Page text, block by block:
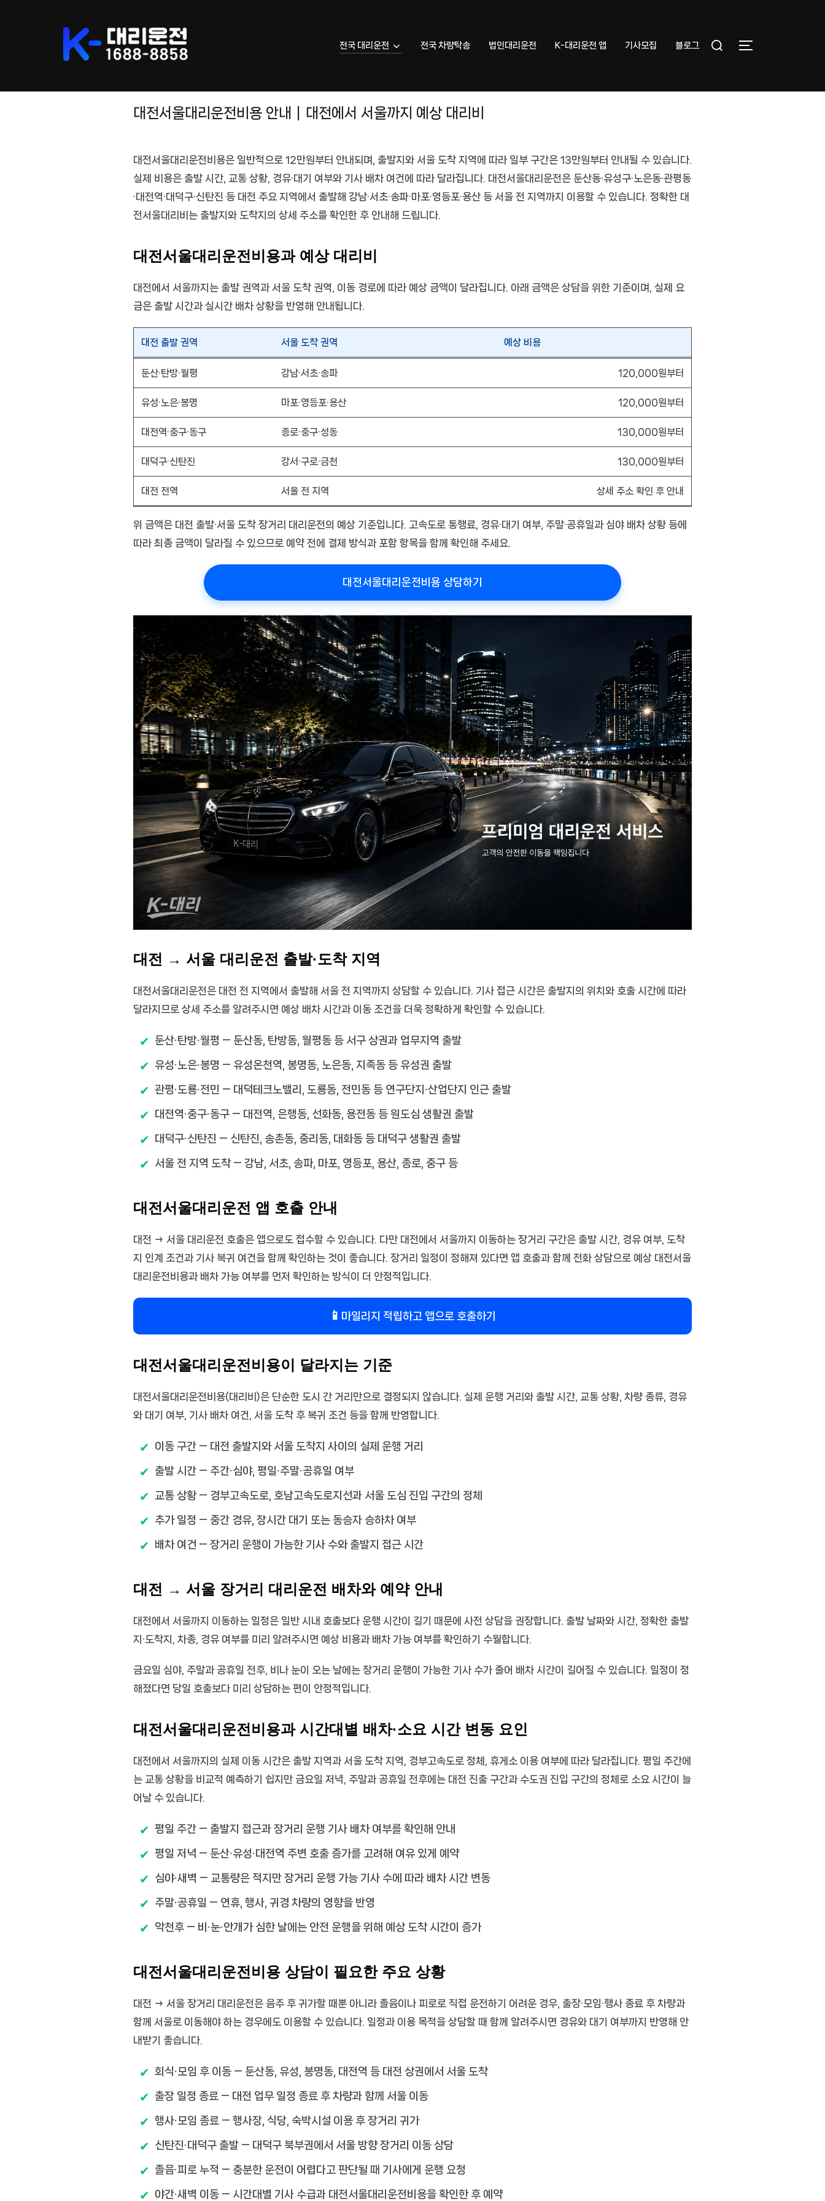
전국 대리운전 전국 차량탁송 법인대리운전 K-대리운전 앱 기사모집 블로그
Search
TOGGLE
대전서울대리운전비용 안내｜대전에서 서울까지 예상 대리비
대전서울대리운전비용은 일반적으로 12만원부터 안내되며, 출발지와 서울 도착 지역에 따라 일부 구간은 13만원부터 안내될 수 있습니다.
실제 비용은 출발 시간, 교통 상황, 경유·대기 여부와 기사 배차 여건에 따라 달라집니다. 대전서울대리운전은 둔산동·유성구·노은동·관평동
·대전역·대덕구·신탄진 등 대전 주요 지역에서 출발해 강남·서초·송파·마포·영등포·용산 등 서울 전 지역까지 이용할 수 있습니다. 정확한 대
전서울대리비 는 출발지와 도착지의 상세 주소를 확인한 후 안내해 드립니다.
대전서울대리운전비용과 예상 대리비
대전에서 서울까지는 출발 권역과 서울 도착 권역, 이동 경로에 따라 예상 금액이 달라집니다. 아래 금액은 상담을 위한 기준이며, 실제 요
금은 출발 시간과 실시간 배차 상황을 반영해 안내됩니다.
대전 출발 권역 서울 도착 권역 예상 비용
둔산·탄방·월평 강남·서초·송파 120,000원부터
유성·노은·봉명 마포·영등포·용산 120,000원부터
대전역·중구·동구 종로·중구·성동 130,000원부터
대덕구·신탄진 강서·구로·금천 130,000원부터
대전 전역 서울 전 지역 상세 주소 확인 후 안내
위 금액은 대전 출발·서울 도착 장거리 대리운전의 예상 기준입니다. 고속도로 통행료, 경유·대기 여부, 주말·공휴일과 심야 배차 상황 등에
따라 최종 금액이 달라질 수 있으므로 예약 전에 결제 방식과 포함 항목을 함께 확인해 주세요.
대전서울대리운전비용 상담하기
대전 → 서울 대리운전 출발·도착 지역
대전서울대리운전은 대전 전 지역에서 출발해 서울 전 지역까지 상담할 수 있습니다. 기사 접근 시간은 출발지의 위치와 호출 시간에 따라
달라지므로 상세 주소를 알려주시면 예상 배차 시간과 이동 조건을 더욱 정확하게 확인할 수 있습니다.
둔산·탄방·월평 — 둔산동, 탄방동, 월평동 등 서구 상권과 업무지역 출발
유성·노은·봉명 — 유성온천역, 봉명동, 노은동, 지족동 등 유성권 출발
관평·도룡·전민 — 대덕테크노밸리, 도룡동, 전민동 등 연구단지·산업단지 인근 출발
대전역·중구·동구 — 대전역, 은행동, 선화동, 용전동 등 원도심 생활권 출발
대덕구·신탄진 — 신탄진, 송촌동, 중리동, 대화동 등 대덕구 생활권 출발
서울 전 지역 도착— 강남, 서초, 송파, 마포, 영등포, 용산, 종로, 중구 등
대전서울대리운전 앱 호출 안내
대전 → 서울 대리운전 호출은 앱으로도 접수할 수 있습니다. 다만 대전에서 서울까지 이동하는 장거리 구간은 출발 시간, 경유 여부, 도착
지 인계 조건과 기사 복귀 여건을 함께 확인하는 것이 좋습니다. 장거리 일정이 정해져 있다면 앱 호출과 함께 전화 상담으로 예상 대전서울
대리운전비용과 배차 가능 여부를 먼저 확인하는 방식이 더 안정적입니다.
📱 마일리지 적립하고 앱으로 호출하기
대전서울대리운전비용이 달라지는 기준
대전서울대리운전비용(대리비)은 단순한 도시 간 거리만으로 결정되지 않습니다. 실제 운행 거리와 출발 시간, 교통 상황, 차량 종류, 경유
와 대기 여부, 기사 배차 여건, 서울 도착 후 복귀 조건 등을 함께 반영합니다.
이동 구간 — 대전 출발지와 서울 도착지 사이의 실제 운행 거리
출발 시간 — 주간·심야, 평일·주말·공휴일 여부
교통 상황— 경부고속도로, 호남고속도로지선과 서울 도심 진입 구간의 정체
추가 일정 — 중간 경유, 장시간 대기 또는 동승자 승하차 여부
배차 여건 — 장거리 운행이 가능한 기사 수와 출발지 접근 시간
대전 → 서울 장거리 대리운전 배차와 예약 안내
대전에서 서울까지 이동하는 일정은 일반 시내 호출보다 운행 시간이 길기 때문에 사전 상담을 권장합니다. 출발 날짜와 시간, 정확한 출발
지·도착지, 차종, 경유 여부를 미리 알려주시면 예상 비용과 배차 가능 여부를 확인하기 수월합니다.
금요일 심야, 주말과 공휴일 전후, 비나 눈이 오는 날에는 장거리 운행이 가능한 기사 수가 줄어 배차 시간이 길어질 수 있습니다. 일정이 정
해졌다면 당일 호출보다 미리 상담하는 편이 안정적입니다.
대전서울대리운전비용과 시간대별 배차·소요 시간 변동 요인
대전에서 서울까지의 실제 이동 시간은 출발 지역과 서울 도착 지역, 경부고속도로 정체, 휴게소 이용 여부에 따라 달라집니다. 평일 주간에
는 교통 상황을 비교적 예측하기 쉽지만 금요일 저녁, 주말과 공휴일 전후에는 대전 진출 구간과 수도권 진입 구간의 정체로 소요 시간이 늘
어날 수 있습니다.
평일 주간 — 출발지 접근과 장거리 운행 기사 배차 여부를 확인해 안내
평일 저녁 — 둔산·유성·대전역 주변 호출 증가를 고려해 여유 있게 예약
심야·새벽 — 교통량은 적지만 장거리 운행 가능 기사 수에 따라 배차 시간 변동
주말·공휴일 — 연휴, 행사, 귀경 차량의 영향을 반영
악천후 — 비·눈·안개가 심한 날에는 안전 운행을 위해 예상 도착 시간이 증가
대전서울대리운전비용 상담이 필요한 주요 상황
대전 → 서울 장거리 대리운전은 음주 후 귀가할 때뿐 아니라 졸음이나 피로로 직접 운전하기 어려운 경우, 출장·모임·행사 종료 후 차량과
함께 서울로 이동해야 하는 경우에도 이용할 수 있습니다. 일정과 이용 목적을 상담할 때 함께 알려주시면 경유와 대기 여부까지 반영해 안
내받기 좋습니다.
회식·모임 후 이동 — 둔산동, 유성, 봉명동, 대전역 등 대전 상권에서 서울 도착
출장 일정 종료 — 대전 업무 일정 종료 후 차량과 함께 서울 이동
행사·모임 종료 — 행사장, 식당, 숙박시설 이용 후 장거리 귀가
신탄진·대덕구 출발 — 대덕구 북부권에서 서울 방향 장거리 이동 상담
졸음·피로 누적 — 충분한 운전이 어렵다고 판단될 때 기사에게 운행 요청
야간·새벽 이동 — 시간대별 기사 수급과 대전서울대리운전비용을 확인한 후 예약